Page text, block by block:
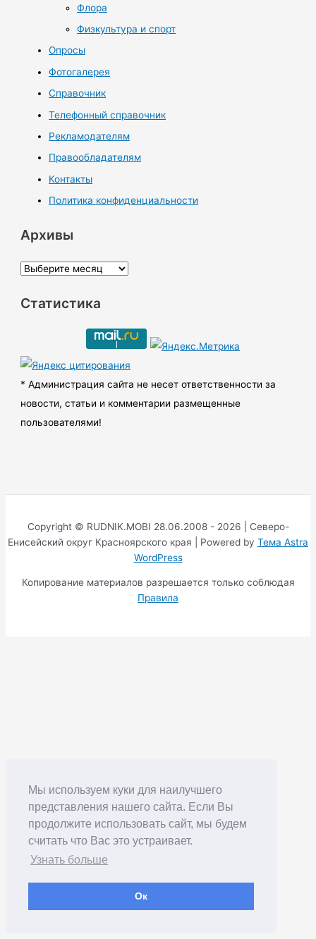
Мы используем куки для наилучшего
представления нашего сайта. Если Вы
продолжите использовать сайт, мы будем
считать что Вас это устраивает.
Узнать больше
Ок
Флора
Физкультура и спорт
Опросы
Фотогалерея
Справочник
Телефонный справочник
Рекламодателям
Правообладателям
Контакты
Политика конфиденциальности
Архивы
А
х
ы
Статистика
* Администрация сайта не несет ответственности за
новости, статьи и комментарии размещенные
пользователями!
Copyright © RUDNIK.MOBI 28.06.2008 - 2026 | Северо-
Енисейский округ Красноярского края | Powered by Тема Astra
WordPress
Копирование материалов разрешается только соблюдая
Правила